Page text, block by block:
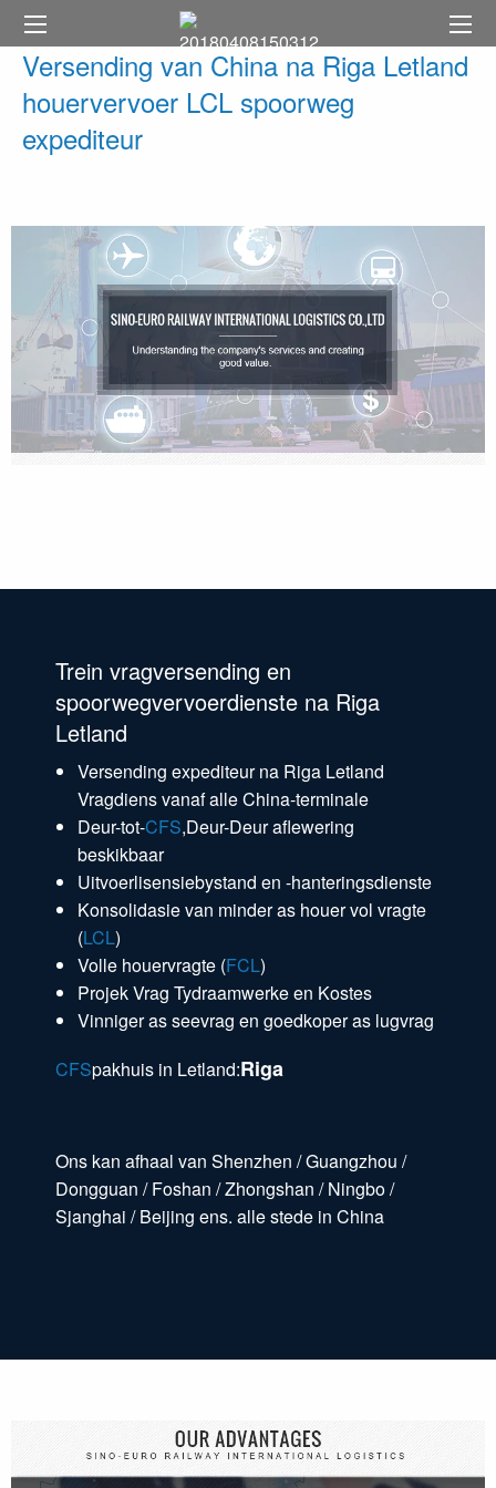
Versending van China na Riga Letland
houervervoer LCL spoorweg
expediteur
Trein vragversending en
spoorwegvervoerdienste na Riga
Letland
Versending expediteur na Riga Letland
Vragdiens vanaf alle China-terminale
Deur-tot-CFS,Deur-Deur aflewering
beskikbaar
Uitvoerlisensiebystand en -hanteringsdienste
Konsolidasie van minder as houer vol vragte
(LCL)
Volle houervragte (FCL)
Projek Vrag Tydraamwerke en Kostes
Vinniger as seevrag en goedkoper as lugvrag
CFSpakhuis in Letland:Riga
Ons kan afhaal van Shenzhen / Guangzhou /
Dongguan / Foshan / Zhongshan / Ningbo /
Sjanghai / Beijing ens. alle stede in China